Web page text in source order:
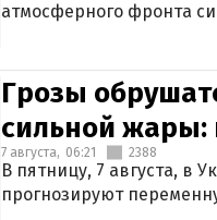
атмосферного фронта
Грозы
сильной жары:
7 августа, 06:21 2388
В пятницу, 7 августа, в
прогнозируют